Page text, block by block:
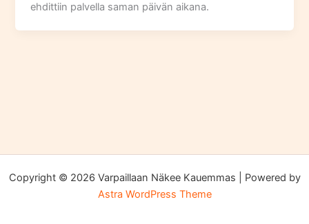
ehdittiin palvella saman päivän aikana.
Copyright © 2026 Varpaillaan Näkee Kauemmas | Powered by
Astra WordPress Theme